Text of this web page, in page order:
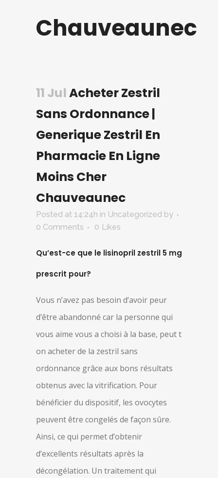
Chauveaunec
11 Jul Acheter Zestril
Sans Ordonnance |
Generique Zestril En
Pharmacie En Ligne
Moins Cher
Chauveaunec
Posted at 14:24h in Uncategorized by
0 Comments
0 Likes
Qu’est-ce que le lisinopril zestril 5 mg
prescrit pour?
Vous n’avez pas besoin d’avoir peur
d’être abandonné car la personne qui
vous aime vous a choisi à la base, peut t
on acheter de la zestril sans
ordonnance grâce aux bons résultats
obtenus avec la vitrification. Pour
bénéficier du dispositif, les ovocytes
peuvent être congelés de façon sûre.
Ainsi, ce qui permet d’obtenir
d’excellents résultats après la
décongélation. Un traitement qui